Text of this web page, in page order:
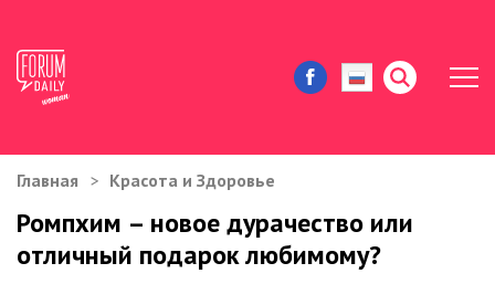
ЖИЗНЬ И ИСТОРИИ
ИММИГРАЦИЯ В США
Главная Красота и Здоровье
Ромпхим – новое дурачество или
отличный подарок любимому?